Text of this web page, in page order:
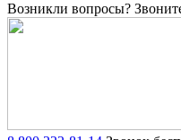
Возникли вопросы?